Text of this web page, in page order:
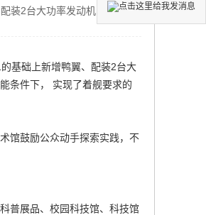
装2台大功率发动机，实现了
基础上新增鸭翼、配装2台大
条件下， 实现了着舰要求的
馆鼓励公众动手探索实践，不
普展品、 校园科技馆、科技馆